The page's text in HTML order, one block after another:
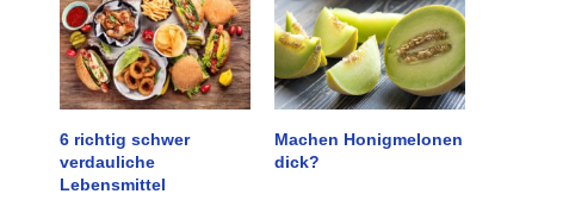
6 richtig schwer
verdauliche
Lebensmittel
Machen Honigmelonen
dick?